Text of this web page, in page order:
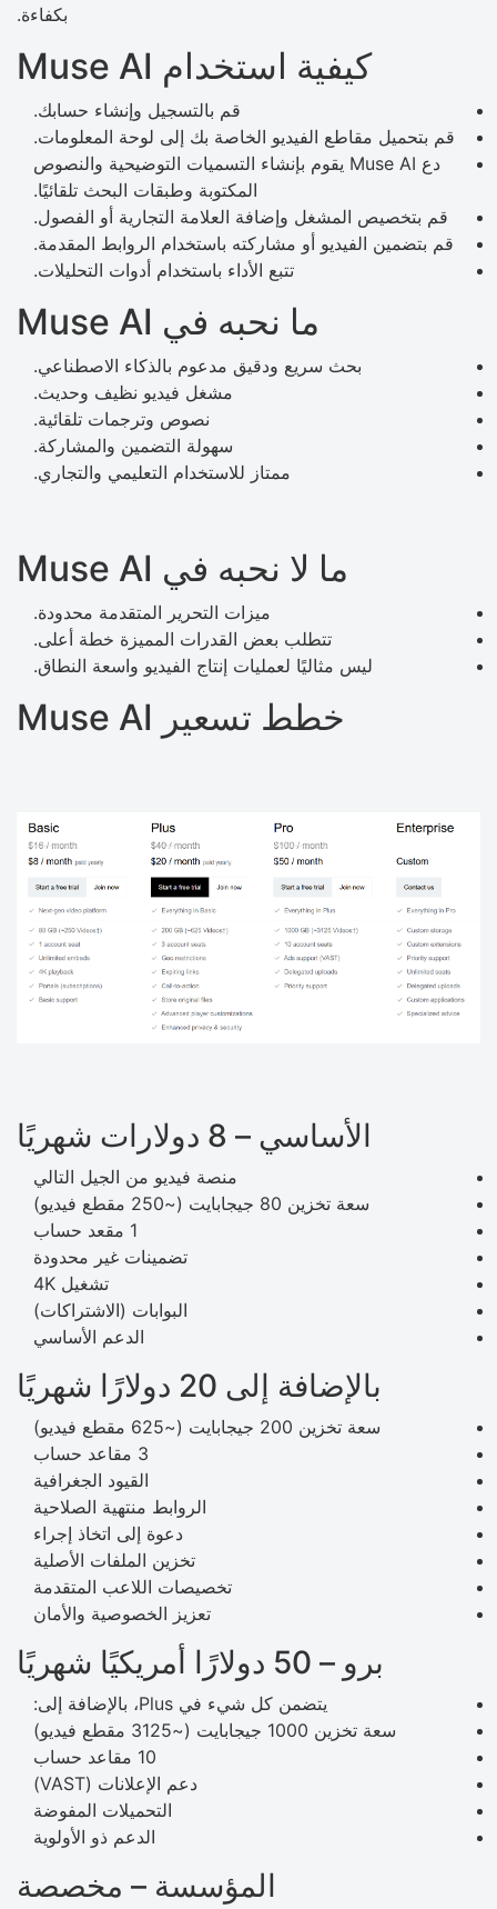
بكفاءة.
كيفية استخدام Muse AI
قم بالتسجيل وإنشاء حسابك.
قم بتحميل مقاطع الفيديو الخاصة بك إلى لوحة المعلومات.
دع Muse AI يقوم بإنشاء التسميات التوضيحية والنصوص
المكتوبة وطبقات البحث تلقائيًا.
قم بتخصيص المشغل وإضافة العلامة التجارية أو الفصول.
قم بتضمين الفيديو أو مشاركته باستخدام الروابط المقدمة.
تتبع الأداء باستخدام أدوات التحليلات.
ما نحبه في Muse AI
بحث سريع ودقيق مدعوم بالذكاء الاصطناعي.
مشغل فيديو نظيف وحديث.
نصوص وترجمات تلقائية.
سهولة التضمين والمشاركة.
ممتاز للاستخدام التعليمي والتجاري.
ما لا نحبه في Muse AI
ميزات التحرير المتقدمة محدودة.
تتطلب بعض القدرات المميزة خطة أعلى.
ليس مثاليًا لعمليات إنتاج الفيديو واسعة النطاق.
خطط تسعير Muse AI
الأساسي – 8 دولارات شهريًا
منصة فيديو من الجيل التالي
سعة تخزين 80 جيجابايت (~250 مقطع فيديو)
1 مقعد حساب
تضمينات غير محدودة
تشغيل 4K
البوابات (الاشتراكات)
الدعم الأساسي
بالإضافة إلى 20 دولارًا شهريًا
سعة تخزين 200 جيجابايت (~625 مقطع فيديو)
3 مقاعد حساب
القيود الجغرافية
الروابط منتهية الصلاحية
دعوة إلى اتخاذ إجراء
تخزين الملفات الأصلية
تخصيصات اللاعب المتقدمة
تعزيز الخصوصية والأمان
برو – 50 دولارًا أمريكيًا شهريًا
يتضمن كل شيء في Plus، بالإضافة إلى:
سعة تخزين 1000 جيجابايت (~3125 مقطع فيديو)
10 مقاعد حساب
دعم الإعلانات (VAST)
التحميلات المفوضة
الدعم ذو الأولوية
المؤسسة – مخصصة